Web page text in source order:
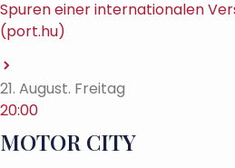
Spuren einer internationalen
(port.hu)
21. August. Freitag
20:00
MOTOR CITY